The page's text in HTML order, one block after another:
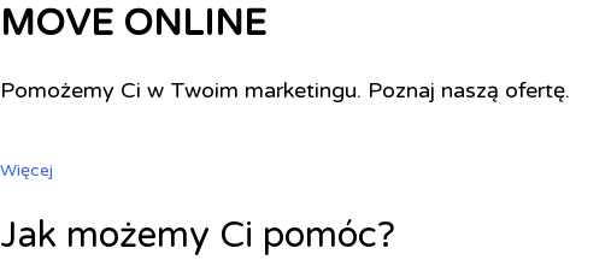
MOVE ONLINE
Pomożemy Ci w Twoim marketingu. Poznaj naszą ofertę.
Więcej
Jak możemy Ci pomóc?